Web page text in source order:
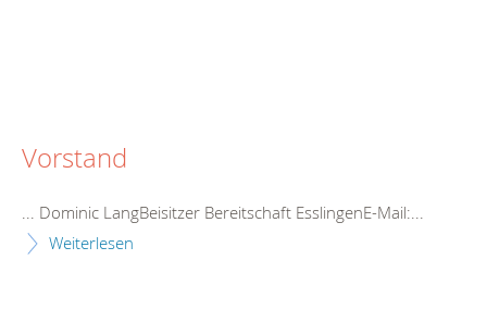
Vorstand
... Dominic LangBeisitzer Bereitschaft EsslingenE-Mail:...
Weiterlesen